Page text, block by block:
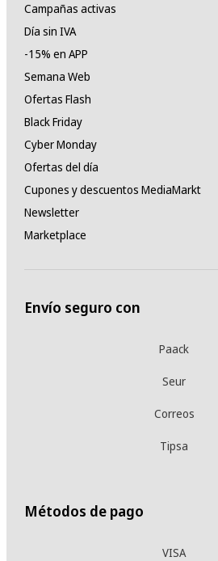
Campañas activas
Día sin IVA
-15% en APP
Semana Web
Ofertas Flash
Black Friday
Cyber Monday
Ofertas del día
Cupones y descuentos MediaMarkt
Newsletter
Marketplace
Envío seguro con
Paack
Seur
Correos
Tipsa
Métodos de pago
VISA